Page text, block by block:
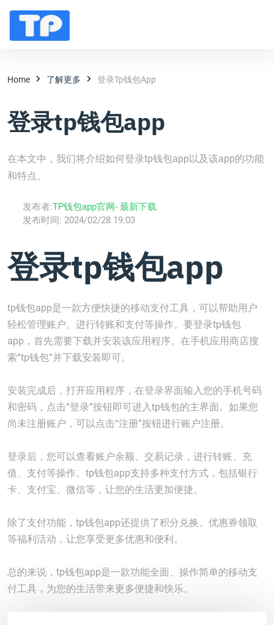
Home 了解更多 登录tp钱包app
登录tp钱包app
在本文中，我们将介绍如何登录tp钱包app以及该app的功能
和特点。
发布者:TP钱包app官网- 最新下载
发布时间: 2024/02/28 19:03
登录tp钱包app
tp钱包app是一款方便快捷的移动支付工具，可以帮助用户
轻松管理账户、进行转账和支付等操作。要登录tp钱包
app，首先需要下载并安装该应用程序。在手机应用商店搜
索“tp钱包”并下载安装即可。
安装完成后，打开应用程序，在登录界面输入您的手机号码
和密码，点击“登录”按钮即可进入tp钱包的主界面。如果您
尚未注册账户，可以点击“注册”按钮进行账户注册。
登录后，您可以查看账户余额、交易记录，进行转账、充
值、支付等操作。tp钱包app支持多种支付方式，包括银行
卡、支付宝、微信等，让您的生活更加便捷。
除了支付功能，tp钱包app还提供了积分兑换、优惠券领取
等福利活动，让您享受更多优惠和便利。
总的来说，tp钱包app是一款功能全面、操作简单的移动支
付工具，为您的生活带来更多便捷和快乐。